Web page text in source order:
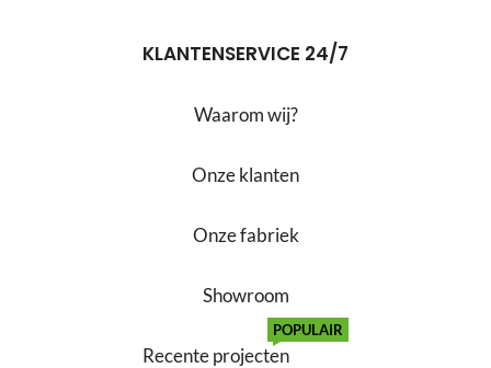
KLANTENSERVICE 24/7
Waarom wij?
Onze klanten
Onze fabriek
Showroom
Recente projecten
POPULAIR